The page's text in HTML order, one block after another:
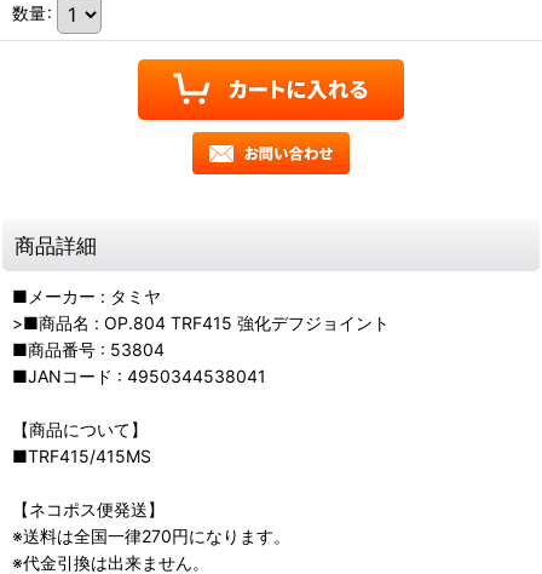
数量:
商品詳細
■メーカー : タミヤ
>■商品名 : OP.804 TRF415 強化デフジョイント
■商品番号 : 53804
■JANコード : 4950344538041
【商品について】
■TRF415/415MS
【ネコポス便発送】
※送料は全国一律270円になります。
※代金引換は出来ません。